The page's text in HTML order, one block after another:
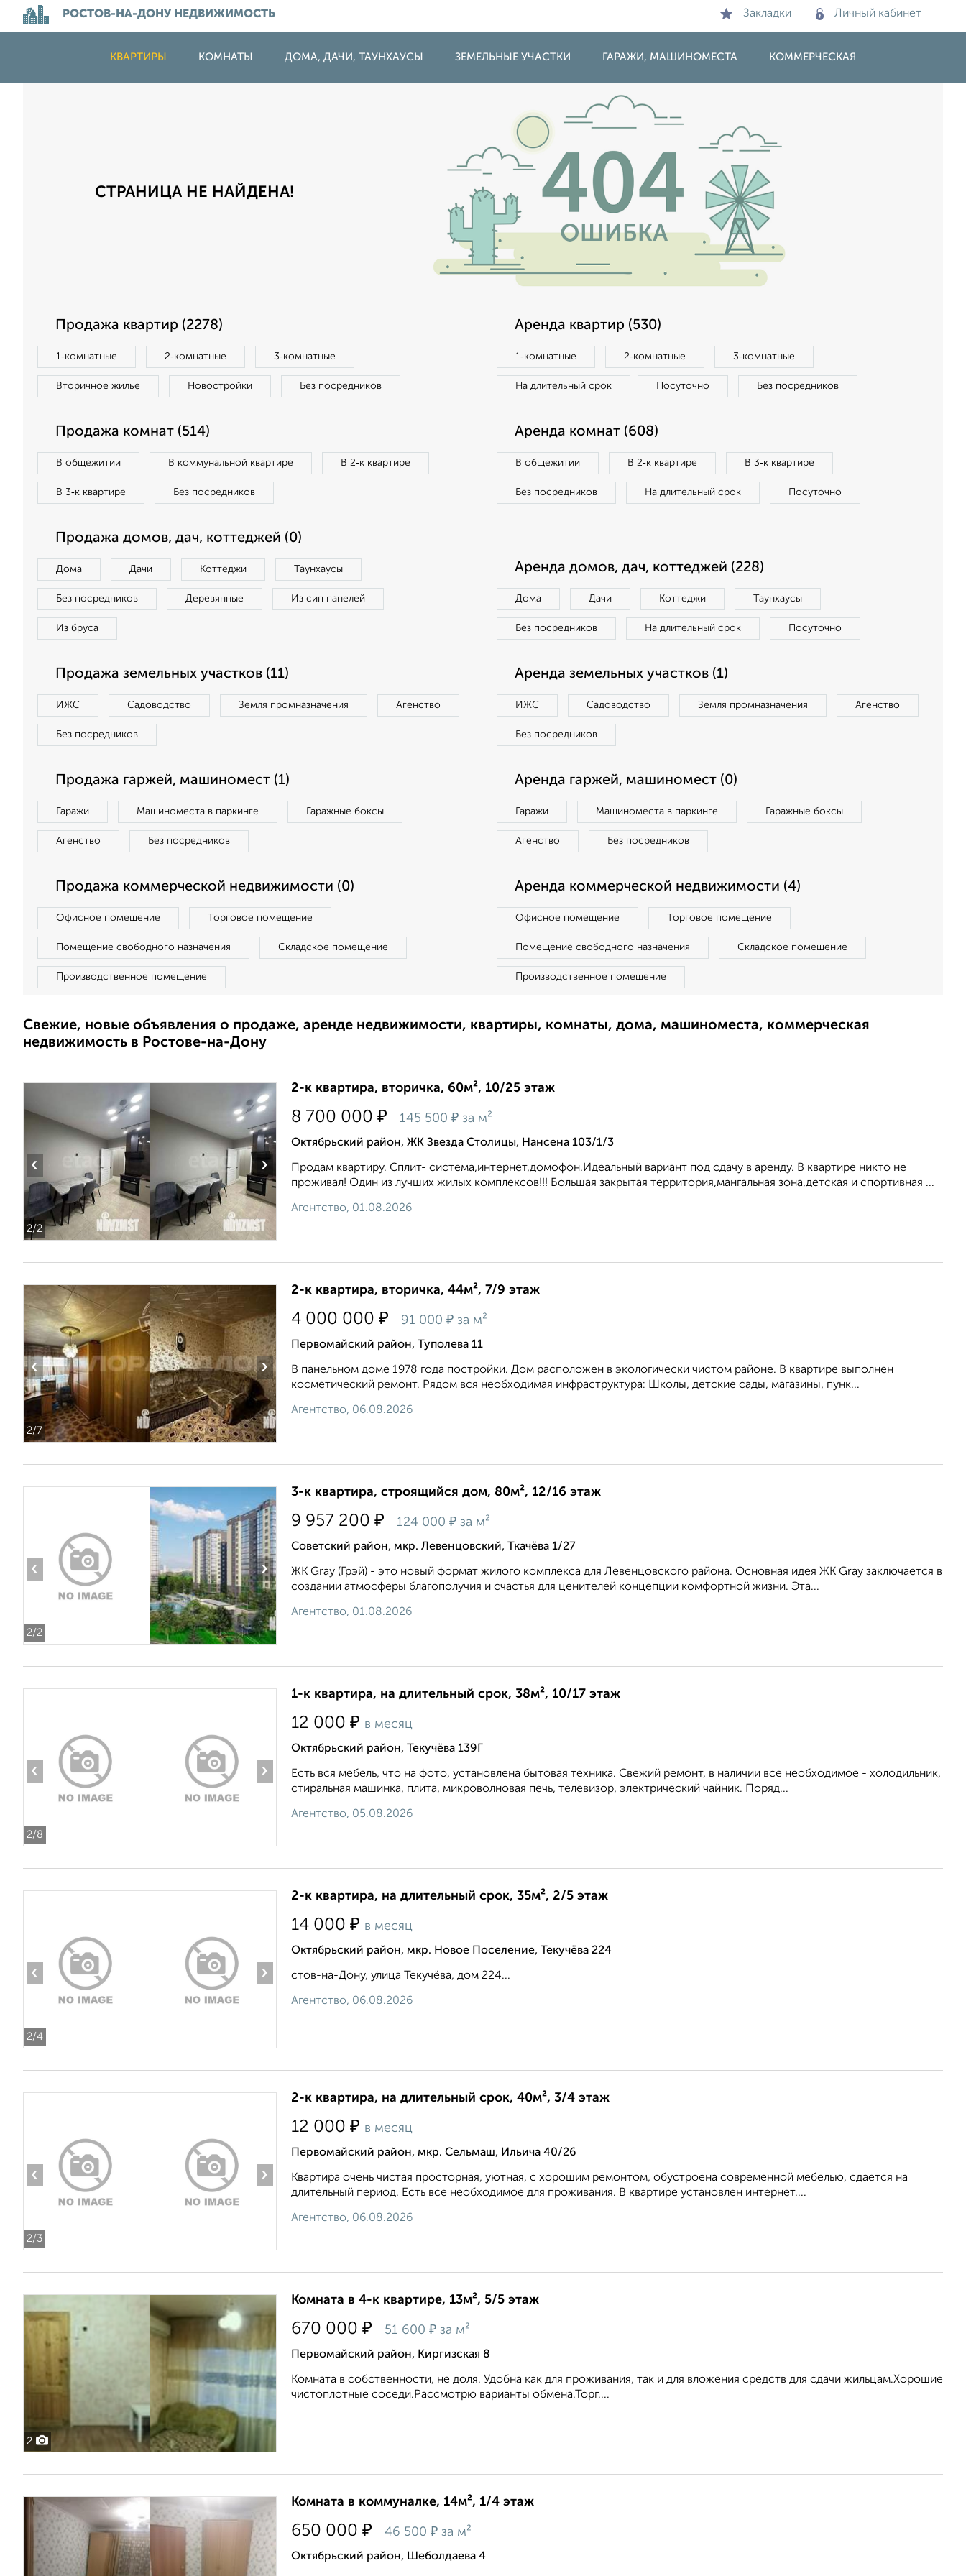
РОСТОВ-НА-ДОНУ НЕДВИЖИМОСТЬ Закладки Личный кабинет
КВАРТИРЫ КОМНАТЫ ДОМА, ДАЧИ, ТАУНХАУСЫ ЗЕМЕЛЬНЫЕ УЧАСТКИ ГАРАЖИ, МАШИНОМЕСТА КОММЕРЧЕСКАЯ
СТРАНИЦА НЕ НАЙДЕНА!
Продажа квартир (2278)
1‑комнатные 2‑комнатные 3‑комнатные
Вторичное жилье Новостройки Без посредников
Аренда квартир (530)
1‑комнатные 2‑комнатные 3‑комнатные
На длительный срок Посуточно Без посредников
Продажа комнат (514)
В общежитии В коммунальной квартире В 2‑к квартире
В 3‑к квартире Без посредников
Аренда комнат (608)
В общежитии В 2‑к квартире В 3‑к квартире
Без посредников На длительный срок Посуточно
Продажа домов, дач, коттеджей (0)
Дома Дачи Коттеджи Таунхаусы
Без посредников Деревянные Из сип панелей
Из бруса
Аренда домов, дач, коттеджей (228)
Дома Дачи Коттеджи Таунхаусы
Без посредников На длительный срок Посуточно
Продажа земельных участков (11)
ИЖС Садоводство Земля промназначения Агенство
Без посредников
Аренда земельных участков (1)
ИЖС Садоводство Земля промназначения Агенство
Без посредников
Продажа гаржей, машиномест (1)
Гаражи Машиноместа в паркинге Гаражные боксы
Агенство Без посредников
Аренда гаржей, машиномест (0)
Гаражи Машиноместа в паркинге Гаражные боксы
Агенство Без посредников
Продажа коммерческой недвижимости (0)
Офисное помещение Торговое помещение
Помещение свободного назначения Складское помещение
Производственное помещение
Аренда коммерческой недвижимости (4)
Офисное помещение Торговое помещение
Помещение свободного назначения Складское помещение
Производственное помещение
Свежие, новые объявления о продаже, аренде недвижимости, квартиры, комнаты, дома, машиноместа, коммерческая
недвижимость в Ростове-на-Дону
2/2
‹ ›
2-к квартира, вторичка, 60м², 10/25 этаж
8 700 000 ₽ 145 500 ₽ за м²
Октябрьский район, ЖК Звезда Столицы, Нансена 103/1/3
Продам квартиру. Сплит- система,интернет,домофон.Идеальный вариант под сдачу в аренду. В квартире никто не
проживал! Один из лучших жилых комплексов!!! Большая закрытая территория,мангальная зона,детская и спортивная ...
Агентство, 01.08.2026
2/7
‹ ›
2-к квартира, вторичка, 44м², 7/9 этаж
4 000 000 ₽ 91 000 ₽ за м²
Первомайский район, Туполева 11
В панельном доме 1978 года постройки. Дом расположен в экологически чистом районе. В квартире выполнен
косметический ремонт. Рядом вся необходимая инфраструктура: Школы, детские сады, магазины, пунк...
Агентство, 06.08.2026
2/2
‹ ›
3-к квартира, строящийся дом, 80м², 12/16 этаж
9 957 200 ₽ 124 000 ₽ за м²
Советский район, мкр. Левенцовский, Ткачёва 1/27
ЖК Gray (Грэй) - это новый формат жилого комплекса для Левенцовского района. Основная идея ЖК Gray заключается в
создании атмосферы благополучия и счастья для ценителей концепции комфортной жизни. Эта...
Агентство, 01.08.2026
2/8
‹ ›
1-к квартира, на длительный срок, 38м², 10/17 этаж
12 000 ₽ в месяц
Октябрьский район, Текучёва 139Г
Есть вся мебель, что на фото, установлена бытовая техника. Свежий ремонт, в наличии все необходимое - холодильник,
стиральная машинка, плита, микроволновая печь, телевизор, электрический чайник. Поряд...
Агентство, 05.08.2026
2/4
‹ ›
2-к квартира, на длительный срок, 35м², 2/5 этаж
14 000 ₽ в месяц
Октябрьский район, мкр. Новое Поселение, Текучёва 224
стов-на-Дону, улица Текучёва, дом 224...
Агентство, 06.08.2026
2/3
‹ ›
2-к квартира, на длительный срок, 40м², 3/4 этаж
12 000 ₽ в месяц
Первомайский район, мкр. Сельмаш, Ильича 40/26
Квартира очень чистая просторная, уютная, с хорошим ремонтом, обустроена современной мебелью, сдается на
длительный период. Есть все необходимое для проживания. В квартире установлен интернет....
Агентство, 06.08.2026
2
Комната в 4-к квартире, 13м², 5/5 этаж
670 000 ₽ 51 600 ₽ за м²
Первомайский район, Киргизская 8
Комната в собственности, не доля. Удобна как для проживания, так и для вложения средств для сдачи жильцам.Хорошие
чистоплотные соседи.Рассмотрю варианты обмена.Торг....
Комната в коммуналке, 14м², 1/4 этаж
650 000 ₽ 46 500 ₽ за м²
Октябрьский район, Шеболдаева 4